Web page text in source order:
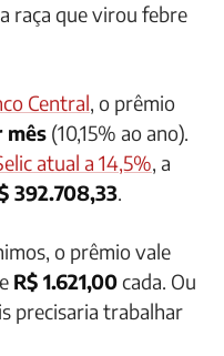
raça que virou febre
Central, o prêmio
mês (10,15% ao ano).
atual a 14,5%, a
392.708,33.
o prêmio vale
R$ 1.621,00cada. Ou
precisaria trabalhar